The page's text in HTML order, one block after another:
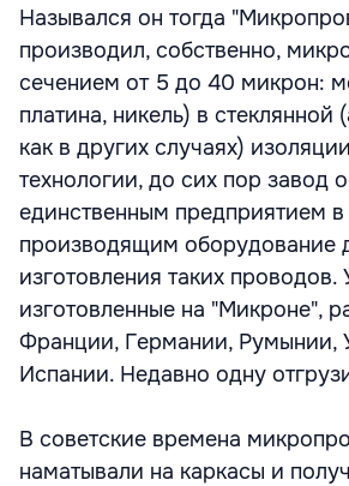
Назывался он тогда
производил, собственно,
сечением от 5 до 40 микрон:
платина, никель) в стеклянной
как в других случаях)
технологии, до сих пор завод
единственным предприятием
производящим оборудование
изготовления таких проводов.
изготовленные на "Микроне",
Франции, Германии, Румынии,
Испании. Недавно одну
В советские времена
наматывали на каркасы и